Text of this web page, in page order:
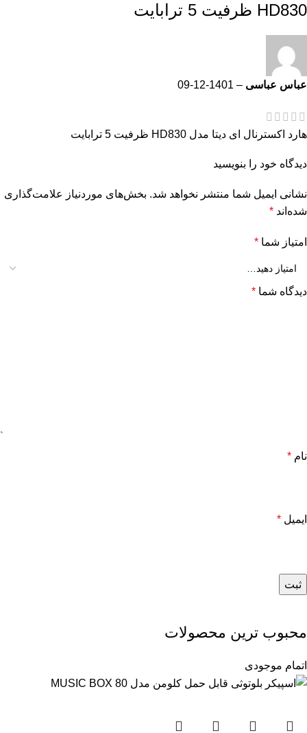
HD830 ظرفیت 5 ترابایت
عباس عباسی –
1401-12-09
هارد اکسترنال ای دیتا مدل HD830 ظرفیت 5 ترابایت
دیدگاه خود را بنویسید
نشانی ایمیل شما منتشر نخواهد شد. بخش‌های موردنیاز علامت‌گذاری
شده‌اند *
امتیاز شما *
دیدگاه شما *
نام *
ایمیل *
محبوب ترین محصولات
اتمام موجودی